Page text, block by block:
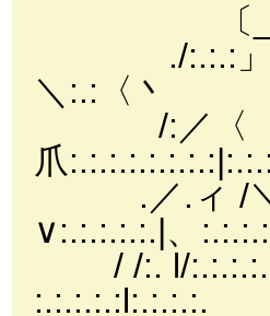
〔_￣￣ｿ
./:.:.:」 〈/
＼:.:〈丶
/:／〈
爪
.／.ィ /＼
∨:.:.:.:.:.|、
/ /:. l/
:.:.:.:.:l:.:.:.:.